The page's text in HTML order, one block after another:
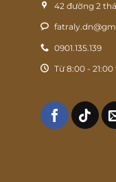
42 đường 2
0901.135.139
Từ 8:00 -